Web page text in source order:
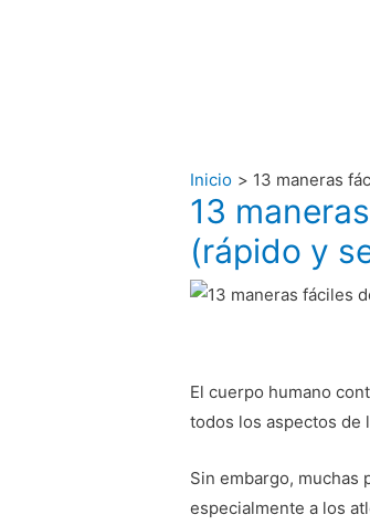
Inicio 13 maneras
13
(rápido y
El cuerpo humano
todos los aspectos de
Sin embargo, muchas
especialmente a los